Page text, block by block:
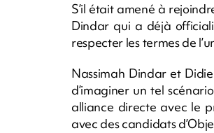
S’il était amené à
Dindar qui a déjà
respecter les termes de
Nassimah Dindar et
d’imaginer un tel
alliance directe avec le
avec des candidats